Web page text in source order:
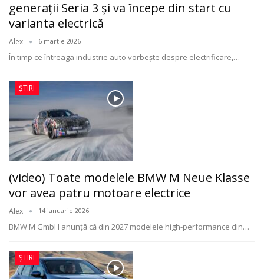
generații Seria 3 și va începe din start cu
varianta electrică
Alex 6 martie 2026
În timp ce întreaga industrie auto vorbește despre electrificare,…
ȘTIRI
(video) Toate modelele BMW M Neue Klasse
vor avea patru motoare electrice
Alex 14 ianuarie 2026
BMW M GmbH anunță că din 2027 modelele high-performance din…
ȘTIRI